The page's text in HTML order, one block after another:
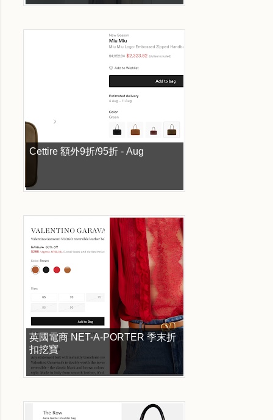
Cettire 額外9折/95折 - Aug
英國電商 NET-A-PORTER 季末折
扣挖寶